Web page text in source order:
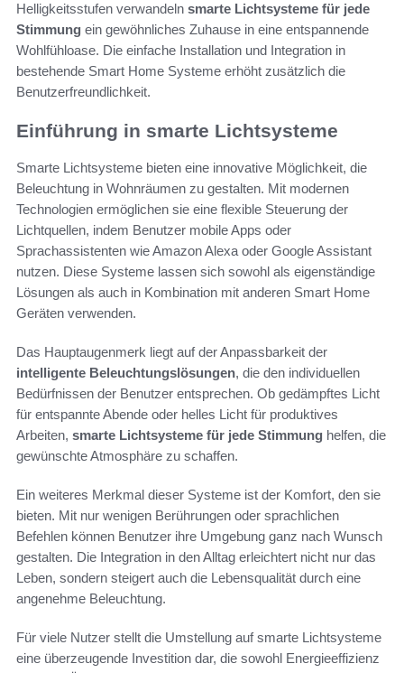
Helligkeitsstufen verwandeln smarte Lichtsysteme für jede
Stimmung ein gewöhnliches Zuhause in eine entspannende
Wohlfühloase. Die einfache Installation und Integration in
bestehende Smart Home Systeme erhöht zusätzlich die
Benutzerfreundlichkeit.
Einführung in smarte Lichtsysteme
Smarte Lichtsysteme bieten eine innovative Möglichkeit, die
Beleuchtung in Wohnräumen zu gestalten. Mit modernen
Technologien ermöglichen sie eine flexible Steuerung der
Lichtquellen, indem Benutzer mobile Apps oder
Sprachassistenten wie Amazon Alexa oder Google Assistant
nutzen. Diese Systeme lassen sich sowohl als eigenständige
Lösungen als auch in Kombination mit anderen Smart Home
Geräten verwenden.
Das Hauptaugenmerk liegt auf der Anpassbarkeit der
intelligente Beleuchtungslösungen, die den individuellen
Bedürfnissen der Benutzer entsprechen. Ob gedämpftes Licht
für entspannte Abende oder helles Licht für produktives
Arbeiten, smarte Lichtsysteme für jede Stimmung helfen, die
gewünschte Atmosphäre zu schaffen.
Ein weiteres Merkmal dieser Systeme ist der Komfort, den sie
bieten. Mit nur wenigen Berührungen oder sprachlichen
Befehlen können Benutzer ihre Umgebung ganz nach Wunsch
gestalten. Die Integration in den Alltag erleichtert nicht nur das
Leben, sondern steigert auch die Lebensqualität durch eine
angenehme Beleuchtung.
Für viele Nutzer stellt die Umstellung auf smarte Lichtsysteme
eine überzeugende Investition dar, die sowohl Energieeffizienz